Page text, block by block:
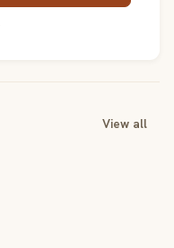
View all